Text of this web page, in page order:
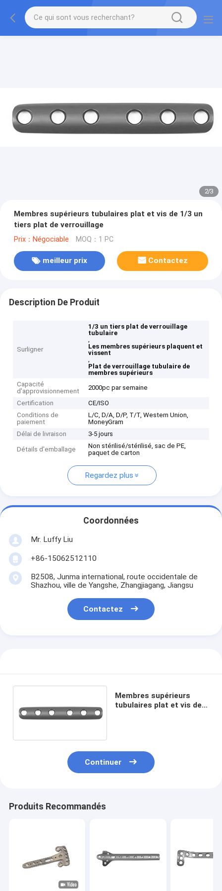
2/3
Membres supérieurs tubulaires plat et vis de 1/3 un
tiers plat de verrouillage
Prix：Négociable MOQ：1 PC
meilleur prix Contactez
Description De Produit
Surligner
1/3 un tiers plat de verrouillage
tubulaire
,
Les membres supérieurs plaquent et
vissent
,
Plat de verrouillage tubulaire de
membres supérieurs
Capacité
d'approvisionnement
2000pc par semaine
Certification
CE/ISO
Conditions de
paiement
L/C, D/A, D/P, T/T, Western Union,
MoneyGram
Délai de livraison
3-5 jours
Détails d'emballage
Non stérilisé/stérilisé, sac de PE,
paquet de carton
Regardez plus
Coordonnées
Mr. Luffy Liu
+86-15062512110
B2508, Junma international, route occidentale de
Shazhou, ville de Yangshe, Zhangjiagang, Jiangsu
Contactez
Membres supérieurs
tubulaires plat et vis de
Continuer
Produits Recommandés